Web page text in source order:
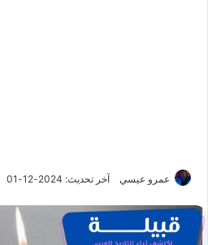
عمرو عيسي آخر تحديث: 2024-12-01